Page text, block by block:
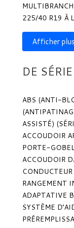
225/40 R19 À
Afficher plus
DE
ABS (ANTI-
ASSISTÉ)
ACCOUDOIR
PORTE-
ACCOUDOIR
RANGEMENT
ADAPTATIVE
SYSTÈME